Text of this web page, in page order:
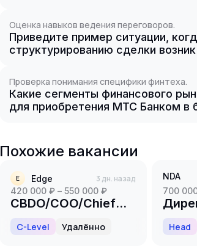
Оценка навыков ведения переговоров.
Приведите пример ситуации,
структурированию сделки
Проверка понимания специфики финтеха.
Какие сегменты финансового
для приобретения МТС Банком в
Похожие вакансии
E Edge
3 дн. назад
420 000 ₽ – 550 000 ₽
CBDO/COO/Chief
Development
C-Level Удалённо
NDA
700
Head